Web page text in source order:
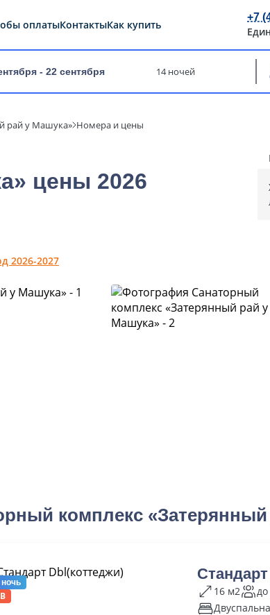
оплатыКонтактыКак купить
+7
- 22 сентября 14 ночей
рай у Машука» Номера и цены
цены 2026
2026-2027
комплекс
ночь
16 м2